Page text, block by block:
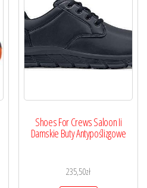
Shoes For Crews Saloon Ii
Damskie Buty Antypoślizgowe
235,50zł